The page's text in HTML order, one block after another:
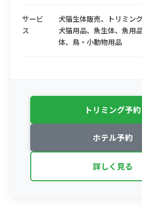
サービ
ス
犬猫生体販売、トリミン
犬猫用品、魚生体、魚用
体、鳥・小動物用品
トリミング予約
ホテル予約
詳しく見る